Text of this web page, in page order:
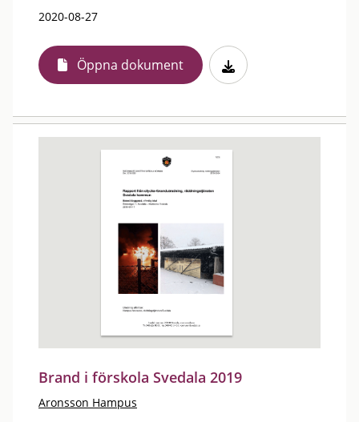
2020-08-27
Öppna dokument
Brand i förskola Svedala 2019
Aronsson Hampus